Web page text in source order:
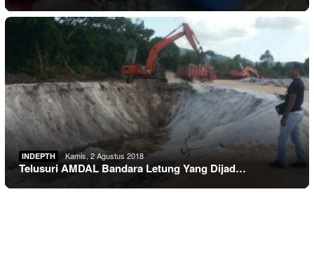
INDEPTH Kamis, 2 Agustus 2018
Telusuri AMDAL Bandara Letung Yang Dijad…